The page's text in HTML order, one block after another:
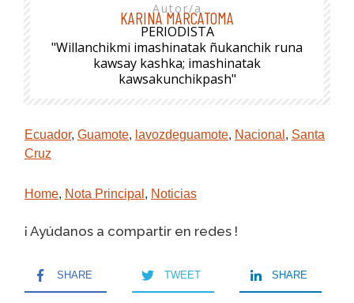
Autor/a
KARINA MARCATOMA
PERIODISTA
"Willanchikmi imashinatak ñukanchik runa
kawsay kashka; imashinatak
kawsakunchikpash"
Ecuador, Guamote, lavozdeguamote, Nacional , Santa
Cruz
Home, Nota Principal , Noticias
¡ Ayúdanos a compartir en redes !
SHARE TWEET SHARE